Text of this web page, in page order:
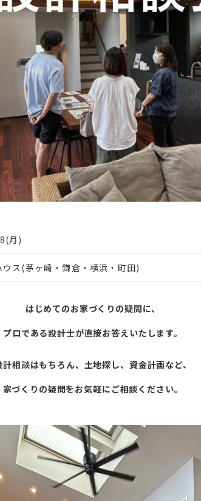
月)
ウス(茅ヶ崎・鎌倉・横浜・町田)
はじめてのお家づくりの疑問に、
プロである設計士が直接お答えいたします。
計相談はもちろん、土地探し、資金計画など、
家づくりの疑問をお気軽にご相談ください。